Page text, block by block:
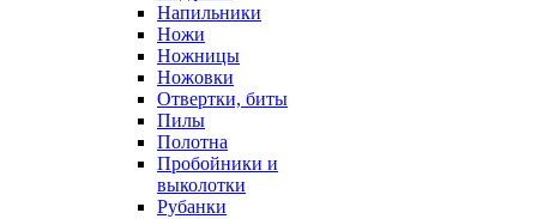
Напильники
Ножи
Ножницы
Ножовки
Отвертки, биты
Пилы
Полотна
Пробойники и
выколотки
Рубанки